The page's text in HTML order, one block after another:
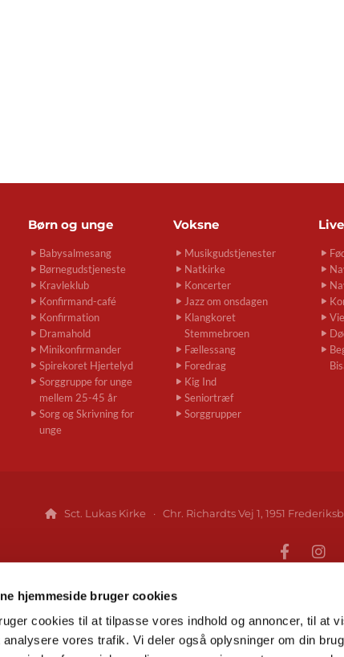
hjemmeside bruger cookies
cookies til at tilpasse vores indhold og annoncer, til at
analysere vores trafik. Vi deler også oplysninger om din
Børn og unge
Babysalmesang
Børnegudstjeneste
Kravleklub
Konfirmand-café
Konfirmation
Dramahold
Minikonfirmander
Spirekoret Hjertelyd
Sorggruppe for unge
mellem 25-45 år
Sorg og Skrivning for
unge
Voksne
Musikgudstjenester
Natkirke
Koncerter
Jazz om onsdagen
Klangkoret
Stemmebroen
Fællessang
Foredrag
Kig Ind
Seniortræf
Sorggrupper
Sct. Lukas Kirke · Chr. Richardts Vej 1, 1951